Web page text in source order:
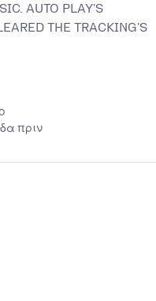
AUTO PLAY'S
THE TRACKING'S
πριν